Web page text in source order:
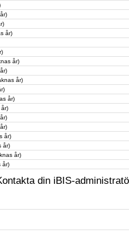
år)
år)
år)
år)
år)
år)
år)
år)
din iBIS-